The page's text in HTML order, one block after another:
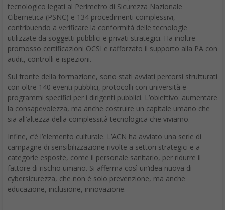
Zyxel ha pensato anche all’onboarding: con la nuova licenza
Entry Defense Pack (EDP), le aziende possono contare su un
pacchetto di funzionalità di sicurezza essenziali già attive al
primo avvio. Reputation Filter, analisi con SecuReporter e
Priority Support sono solo alcune delle dotazioni che rendono
l’EDP un alleato formidabile contro le minacce più insidiose, fin
dal primo giorno.
La serie USG FLEX H non si limita a potenziare l’hardware:
integra anche una protezione multilivello intelligente, grazie a
VPN IKEv2/EAP e SSL, sandboxing, anti-malware avanzato, filtri
DNS/IP/URL, IPS e controllo delle applicazioni. Un arsenale
completo, reso ancora più efficace dalla sinergia con
l’intelligenza artificiale.
Accessi sicuri con autenticazione moderna
La sicurezza passa anche per l’identità. L’integrazione con
Nebula abilita l’autenticazione a due fattori (2FA) per l’accesso
degli amministratori e supporta Microsoft Entra ID per il login al
captive portal degli access point wireless. Una misura necessaria